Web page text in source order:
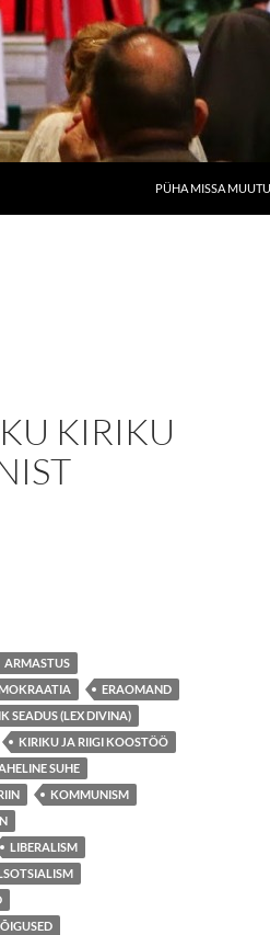
PÜHA MISSA
KIRIKU
ARMASTUS
ERAOMAND
SEADUS (LEX DIVINA)
KIRIKU JA RIIGI KOOSTÖÖ
SUHE
KOMMUNISM
LIBERALISM